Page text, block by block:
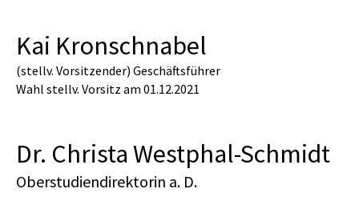
Kai Kronschnabel
(stellv. Vorsitzender) Geschäftsführer
Wahl stellv. Vorsitz am 01.12.2021
Dr. Christa Westphal-Schmidt
Oberstudiendirektorin a. D.